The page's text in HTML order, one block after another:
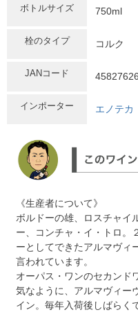
ボトルサイズ 750ml
栓のタイプ コルク
JANコード
インポーター エノテカ
《生産者について》
ボルドーの雄、ロスチャイ
ー、コンチャ・イ・トロ。
ーとしてできたアルマヴィ
言われています。
オーパス・ワンのセカンド
気なように、アルマヴィー
イン。毎年入荷後しばらく